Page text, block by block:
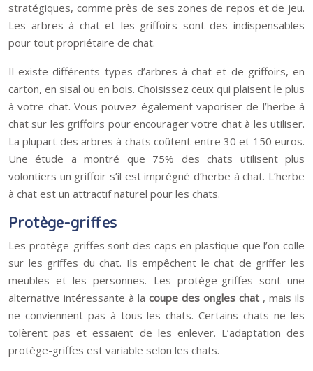
stratégiques, comme près de ses zones de repos et de jeu.
Les arbres à chat et les griffoirs sont des indispensables
pour tout propriétaire de chat.
Il existe différents types d’arbres à chat et de griffoirs, en
carton, en sisal ou en bois. Choisissez ceux qui plaisent le plus
à votre chat. Vous pouvez également vaporiser de l’herbe à
chat sur les griffoirs pour encourager votre chat à les utiliser.
La plupart des arbres à chats coûtent entre 30 et 150 euros.
Une étude a montré que 75% des chats utilisent plus
volontiers un griffoir s’il est imprégné d’herbe à chat. L’herbe
à chat est un attractif naturel pour les chats.
Protège-griffes
Les protège-griffes sont des caps en plastique que l’on colle
sur les griffes du chat. Ils empêchent le chat de griffer les
meubles et les personnes. Les protège-griffes sont une
alternative intéressante à la coupe des ongles chat , mais ils
ne conviennent pas à tous les chats. Certains chats ne les
tolèrent pas et essaient de les enlever. L’adaptation des
protège-griffes est variable selon les chats.